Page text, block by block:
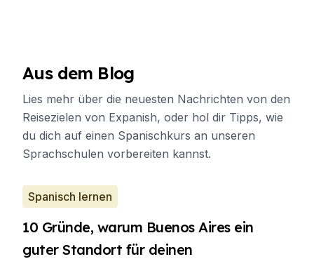
Aus dem Blog
Lies mehr über die neuesten Nachrichten von den
Reisezielen von Expanish, oder hol dir Tipps, wie
du dich auf einen Spanischkurs an unseren
Sprachschulen vorbereiten kannst.
Spanisch lernen
10 Gründe, warum Buenos Aires ein
guter Standort für deinen